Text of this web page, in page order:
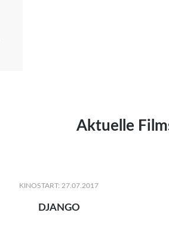
Aktuelle
KINOSTART: 27.07.2017
DJANGO